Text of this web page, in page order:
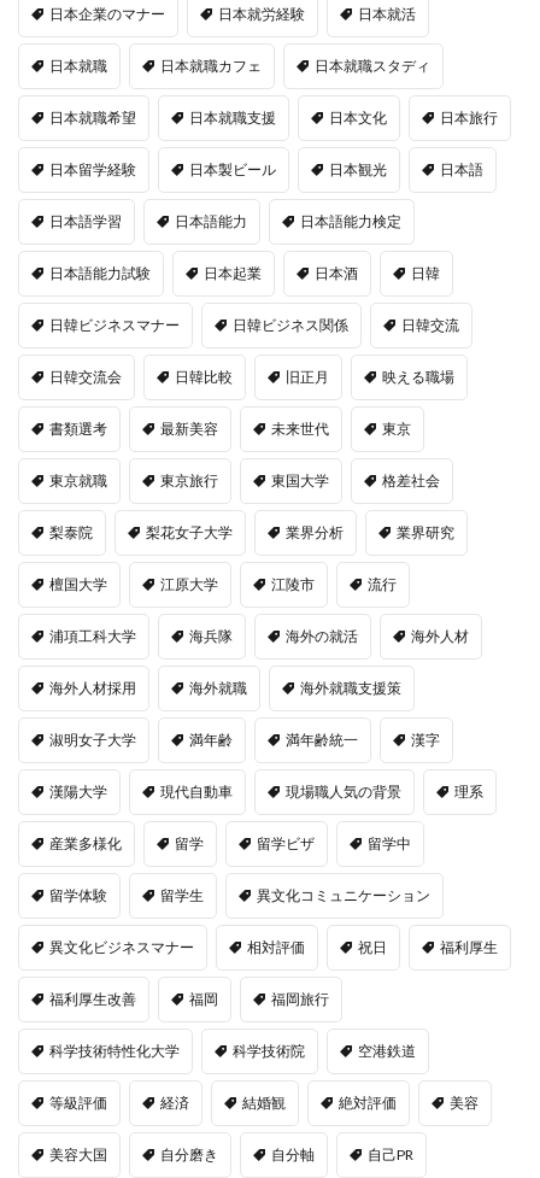
日本企業のマナー 日本就労経験 日本就活
日本就職 日本就職カフェ 日本就職スタディ
日本就職希望 日本就職支援 日本文化 日本旅行
日本留学経験 日本製ビール 日本観光 日本語
日本語学習 日本語能力 日本語能力検定
日本語能力試験 日本起業 日本酒 日韓
日韓ビジネスマナー 日韓ビジネス関係 日韓交流
日韓交流会 日韓比較 旧正月 映える職場
書類選考 最新美容 未来世代 東京
東京就職 東京旅行 東国大学 格差社会
梨泰院 梨花女子大学 業界分析 業界研究
檀国大学 江原大学 江陵市 流行
浦項工科大学 海兵隊 海外の就活 海外人材
海外人材採用 海外就職 海外就職支援策
淑明女子大学 満年齢 満年齢統一 漢字
漢陽大学 現代自動車 現場職人気の背景 理系
産業多様化 留学 留学ビザ 留学中
留学体験 留学生 異文化コミュニケーション
異文化ビジネスマナー 相対評価 祝日 福利厚生
福利厚生改善 福岡 福岡旅行
科学技術特性化大学 科学技術院 空港鉄道
等級評価 経済 結婚観 絶対評価 美容
美容大国 自分磨き 自分軸 自己PR